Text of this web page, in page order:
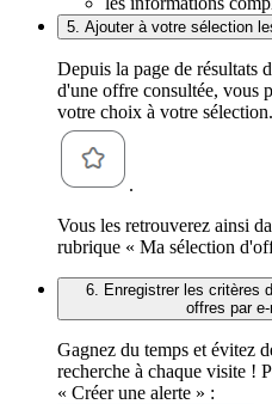
5. Ajouter à votre sélection
Depuis la page de résultats
d'une offre consultée, vous
votre choix à votre
.
Vous les retrouverez ainsi
rubrique « Ma sélection
6. Enregistrer les critères
offres par
Gagnez du temps et évitez
recherche à chaque visite !
« Créer une alerte » :